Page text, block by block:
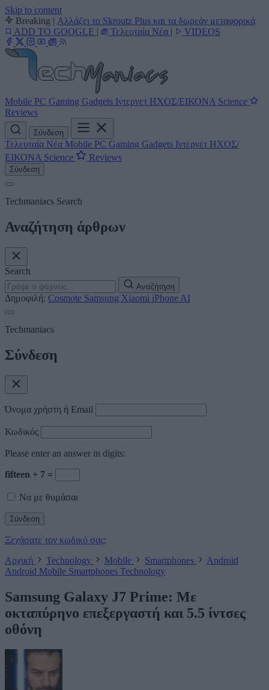
Skip to content
Breaking | Αλλάζει το Skroutz Plus και τα δωρεάν μεταφορικά
ADD TO GOOGLE | Τελευταία Νέα | VIDEOS
Mobile PC Gaming Gadgets Ιντερνετ ΗΧΟΣ/ΕΙΚΟΝΑ Science
Reviews
Σύνδεση
Τελευταία Νέα Mobile PC Gaming Gadgets Ιντερνετ ΗΧΟΣ/
ΕΙΚΟΝΑ Science Reviews
Σύνδεση
Techmaniacs Search
Αναζήτηση άρθρων
Search
Αναζήτηση
Δημοφιλή: Cosmote Samsung Xiaomi iPhone AI
Techmaniacs
Σύνδεση
Όνομα χρήστη ή Email
Κωδικός
Please enter an answer in digits:
fifteen + 7 =
Να με θυμάσαι
Ξεχάσατε τον κωδικό σας;
Αρχική
Technology Mobile Smartphones
Android
Android Mobile Smartphones Technology
Samsung Galaxy J7 Prime: Με
οκταπύρηνο επεξεργαστή και 5.5 ίντσες
οθόνη